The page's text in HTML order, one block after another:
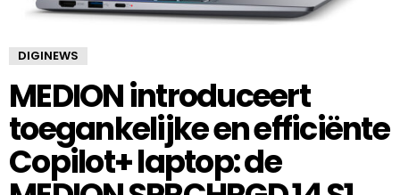
DIGINEWS
MEDION introduceert
toegankelijke en efficiënte
Copilot+ laptop: de